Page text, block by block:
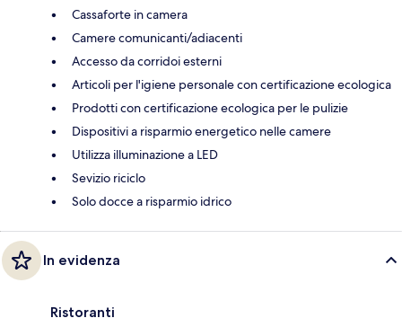
Cassaforte in camera
Camere comunicanti/adiacenti
Accesso da corridoi esterni
Articoli per l'igiene personale con certificazione ecologica
Prodotti con certificazione ecologica per le pulizie
Dispositivi a risparmio energetico nelle camere
Utilizza illuminazione a LED
Sevizio riciclo
Solo docce a risparmio idrico
In evidenza
Ristoranti